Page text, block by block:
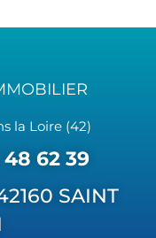
la Loire (42)
62 39
SAINT